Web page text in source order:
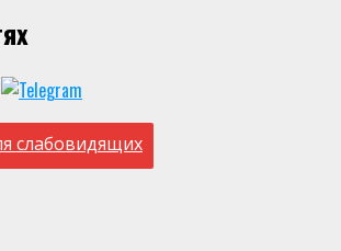
слабовидящих